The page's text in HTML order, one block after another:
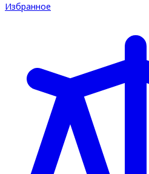
Избранное